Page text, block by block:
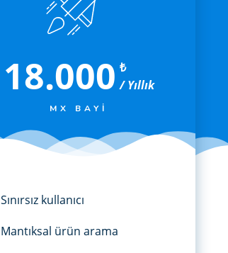
18.000 ₺
/ Yıllık
MX BAYI
Sınırsız kullanıcı
Mantıksal ürün arama